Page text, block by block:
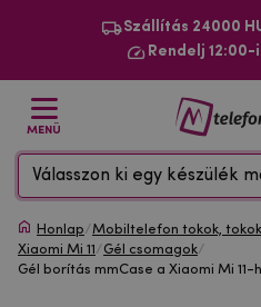
Szállítás 24000
Rendelj
MENÜ
Válasszon ki egy készülék
Honlap/Mobiltelefon tokok,
Xiaomi Mi 11/Gél csomagok/
Gél borítás mmCase a Xiaomi Mi